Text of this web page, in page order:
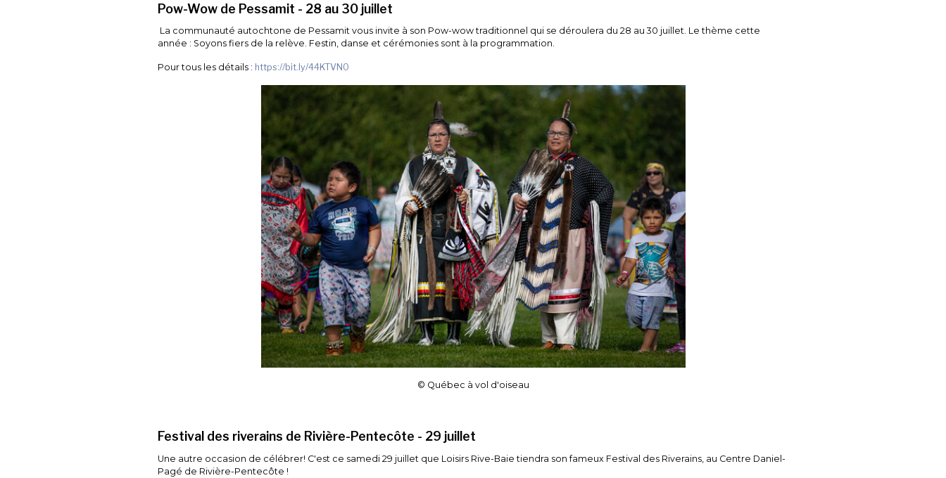
Pow-Wow de Pessamit - 28 au 30 juillet
La communauté autochtone de Pessamit vous invite à son Pow-wow traditionnel qui se déroulera du 28 au 30 juillet. Le thème cette
année : Soyons fiers de la relève. Festin, danse et cérémonies sont à la programmation.
Pour tous les détails : https://bit.ly/44KTVN0
© Québec à vol d'oiseau
Festival des riverains de Rivière-Pentecôte - 29 juillet
Une autre occasion de célébrer! C'est ce samedi 29 juillet que Loisirs Rive-Baie tiendra son fameux Festival des Riverains, au Centre Daniel-
Pagé de Rivière-Pentecôte !